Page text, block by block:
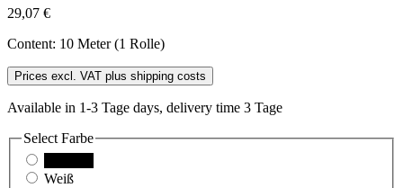
29,07 €
Content: 10 Meter (1 Rolle)
Prices excl. VAT plus shipping costs
Available in 1-3 Tage days, delivery time 3 Tage
Select Farbe
Weiß